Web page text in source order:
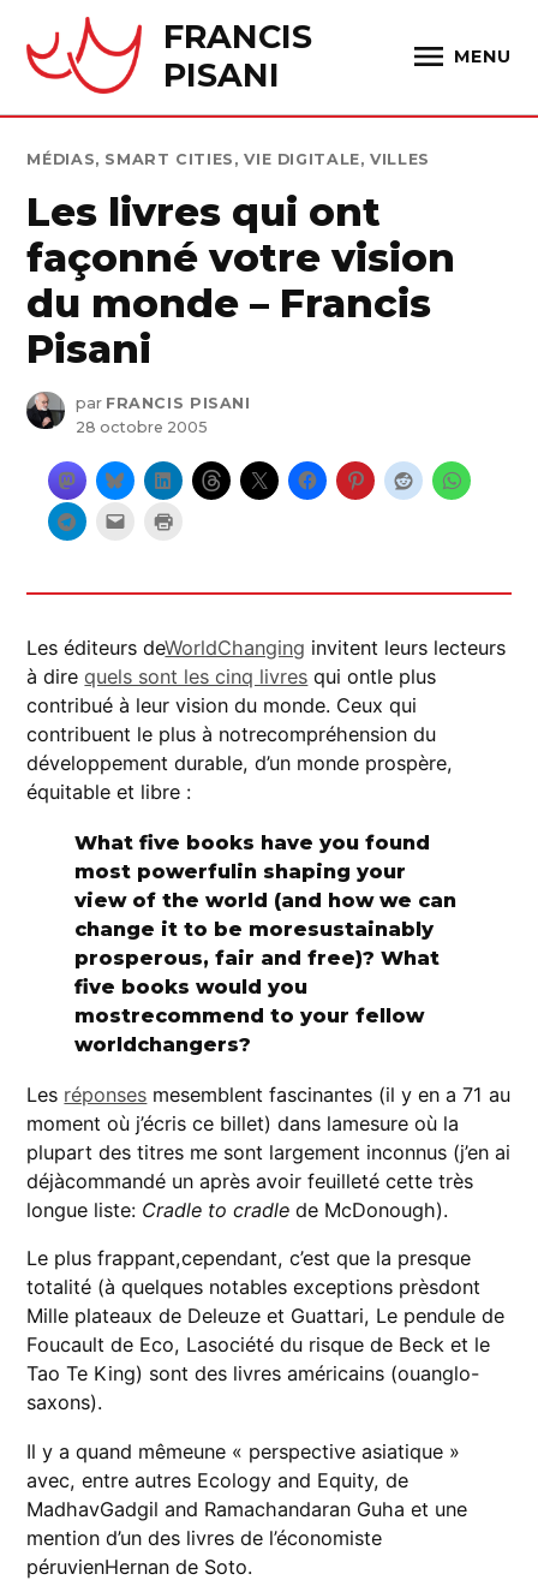
content
FRANCIS
PISANI
MENU
PUBLIÉ
MÉDIAS, SMART CITIES ,VIE DIGITALE,VILLES
Les livres qui ont
façonné votre vision
du monde – Francis
Pisani
par FRANCIS PISANI
28 octobre 2005
Les éditeurs deWorldChanging invitent leurs lecteurs
à direquels sont les cinq livres qui ontle plus
contribué à leur vision du monde. Ceux qui
contribuent le plus à notrecompréhension du
développement durable, d’un monde prospère,
équitable et libre :
What five books have you found
most powerfulin shaping your
view of the world (and how we can
change it to be moresustainably
prosperous, fair and free)? What
five books would you
mostrecommend to your fellow
worldchangers?
Les réponses mesemblent fascinantes (il y en a 71 au
moment où j’écris ce billet) dans lamesure où la
plupart des titres me sont largement inconnus (j’en ai
déjàcommandé un après avoir feuilleté cette très
longue liste: Cradle to cradle de McDonough).
Le plus frappant,cependant, c’est que la presque
totalité (à quelques notables exceptions prèsdont
Mille plateaux de Deleuze et Guattari, Le pendule de
Foucault de Eco, Lasociété du risque de Beck et le
Tao Te King) sont des livres américains (ouanglo-
saxons).
Il y a quand mêmeune « perspective asiatique »
avec, entre autres Ecology and Equity, de
MadhavGadgil and Ramachandaran Guha et une
mention d’un des livres de l’économiste
péruvienHernan de Soto.